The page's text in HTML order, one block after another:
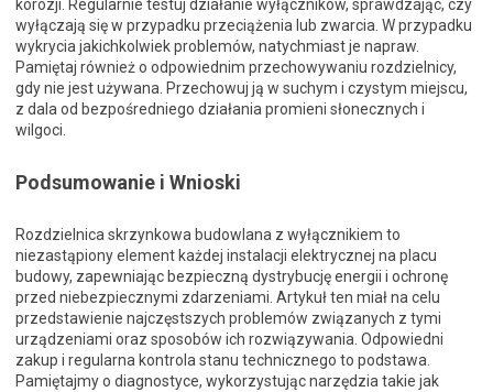
korozji. Regularnie testuj działanie wyłączników, sprawdzając, czy
wyłączają się w przypadku przeciążenia lub zwarcia. W przypadku
wykrycia jakichkolwiek problemów, natychmiast je napraw.
Pamiętaj również o odpowiednim przechowywaniu rozdzielnicy,
gdy nie jest używana. Przechowuj ją w suchym i czystym miejscu,
z dala od bezpośredniego działania promieni słonecznych i
wilgoci.
Podsumowanie i Wnioski
Rozdzielnica skrzynkowa budowlana z wyłącznikiem to
niezastąpiony element każdej instalacji elektrycznej na placu
budowy, zapewniając bezpieczną dystrybucję energii i ochronę
przed niebezpiecznymi zdarzeniami. Artykuł ten miał na celu
przedstawienie najczęstszych problemów związanych z tymi
urządzeniami oraz sposobów ich rozwiązywania. Odpowiedni
zakup i regularna kontrola stanu technicznego to podstawa.
Pamiętajmy o diagnostyce, wykorzystując narzędzia takie jak